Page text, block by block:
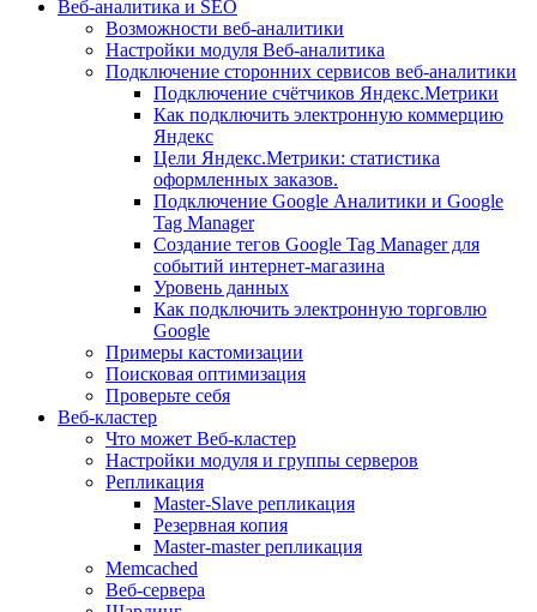
Веб-аналитика и SEO
Возможности веб-аналитики
Настройки модуля Веб-аналитика
Подключение сторонних сервисов веб-аналитики
Подключение счётчиков Яндекс.Метрики
Как подключить электронную коммерцию
Яндекс
Цели Яндекс.Метрики: статистика
оформленных заказов.
Подключение Google Аналитики и Google
Tag Manager
Создание тегов Google Tag Manager для
событий интернет-магазина
Уровень данных
Как подключить электронную торговлю
Google
Примеры кастомизации
Поисковая оптимизация
Проверьте себя
Веб-кластер
Что может Веб-кластер
Настройки модуля и группы серверов
Репликация
Master-Slave репликация
Резервная копия
Master-master репликация
Memcached
Веб-сервера